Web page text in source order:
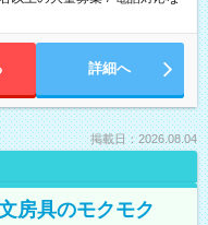
詳細へ
掲載日：2026.08.04
房具のモクモク